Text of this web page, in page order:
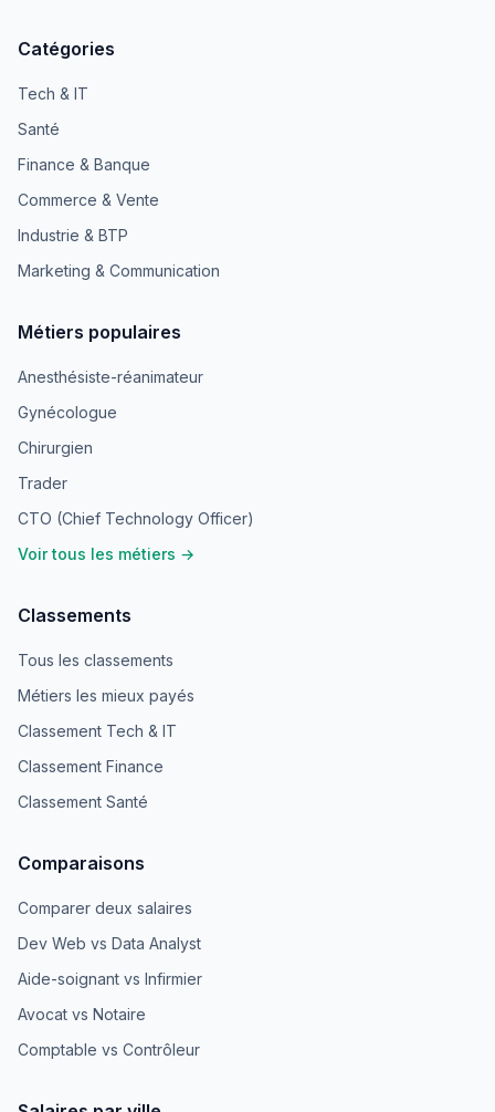
Catégories
Tech & IT
Santé
Finance & Banque
Commerce & Vente
Industrie & BTP
Marketing & Communication
Métiers populaires
Anesthésiste-réanimateur
Gynécologue
Chirurgien
Trader
CTO (Chief Technology Officer)
Voir tous les métiers →
Classements
Tous les classements
Métiers les mieux payés
Classement Tech & IT
Classement Finance
Classement Santé
Comparaisons
Comparer deux salaires
Dev Web vs Data Analyst
Aide-soignant vs Infirmier
Avocat vs Notaire
Comptable vs Contrôleur